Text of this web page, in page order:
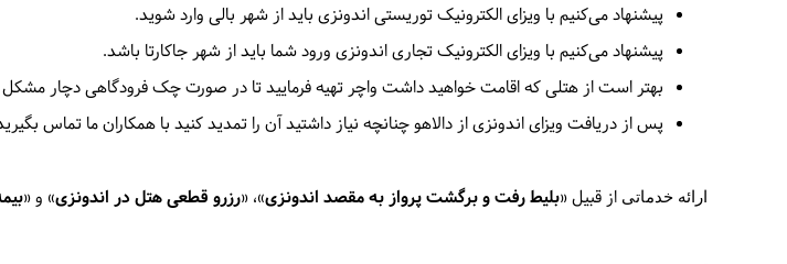
پیشنهاد می‌کنیم با ویزای الکترونیک توریستی اندونزی باید از شهر بالی وارد شوید.
پیشنهاد می‌کنیم با ویزای الکترونیک تجاری اندونزی ورود شما باید از شهر جاکارتا باشد.
بهتر است از هتلی که اقامت خواهید داشت واچر تهیه فرمایید تا در صورت چک فرودگاهی دچار
پس از دریافت ویزای اندونزی از دالاهو چنانچه نیاز داشتید آن را تمدید کنید با همکاران ما تماس
ارائه خدماتی از قبیل «بلیط رفت و برگشت پرواز به مقصد اندونزی»، «رزرو قطعی هتل‌ در اندونزی» و «